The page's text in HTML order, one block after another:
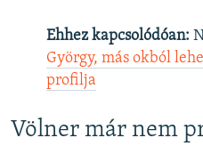
Ehhez kapcsolódóan: N
György, más okból
profilja
Völner már nem